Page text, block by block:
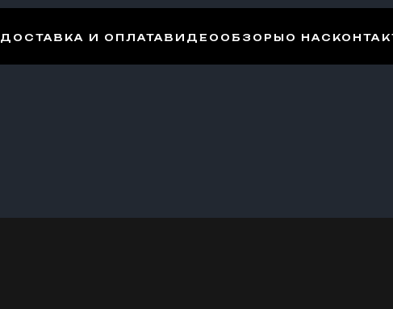
ДОСТАВКА И ОПЛАТАВИДЕООБЗОРЫ О НАС